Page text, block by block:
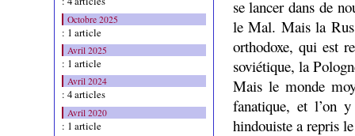
Octobre 2025
: 1 article
Avril 2025
: 1 article
Avril 2024
: 4 articles
Avril 2020
: 1 article
se lancer dans de
le Mal. Mais la
orthodoxe, qui est
soviétique, la
Mais le monde
fanatique, et l’on
hindouiste a repris